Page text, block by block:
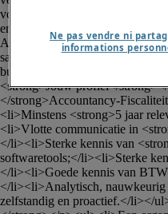
voor correcte documentatie;</
en ad‑hoc financiële analyses;</
AR/AP‑Accountant;</
samenwerking met de Financial
businesspartner afstemmen met
<strong>Jouw profiel</
</strong>Accountancy-
<li>Minstens <strong>5 jaar
<li>Vlotte communicatie in
</li><li>Sterke kennis van
softwaretools;</li><li>Sterke
</li><li>Goede kennis van
</li><li>Analytisch, nauwkeurig
zelfstandig en proactief.</li></
Ne pas vendre ni
informations